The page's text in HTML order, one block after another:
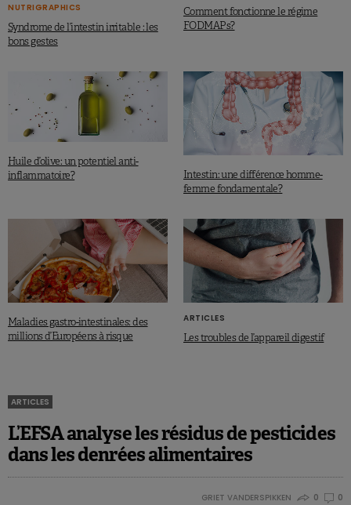
NUTRIGRAPHICS
Syndrome de l’intestin irritable : les
bons gestes
Comment fonctionne le régime
FODMAPs?
Huile d’olive: un potentiel anti-
inflammatoire?
Intestin: une différence homme-
femme fondamentale?
Maladies gastro-intestinales: des
millions d’Européens à risque
ARTICLES
Les troubles de l’appareil digestif
ARTICLES
L’EFSA analyse les résidus de pesticides
dans les denrées alimentaires
GRIET VANDERSPIKKEN 0 0